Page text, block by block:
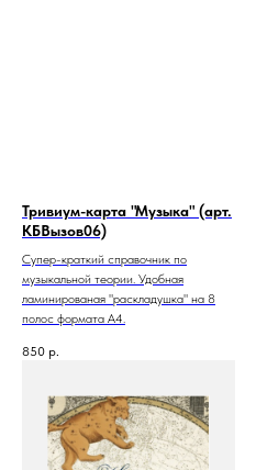
Тривиум-карта "Музыка" (арт.
КБВызов06)
Супер-краткий справочник по
музыкальной теории. Удобная
ламинированая "раскладушка" на 8
полос формата А4.
850 р.